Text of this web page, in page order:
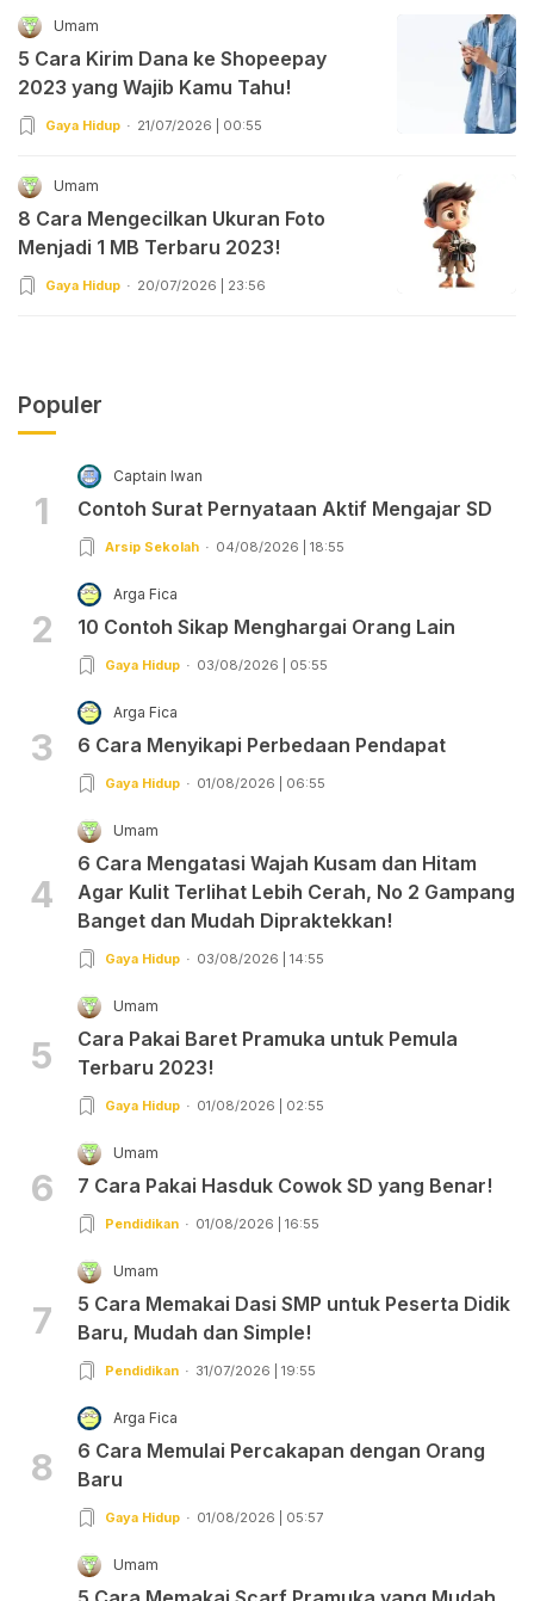
Umam
5 Cara Kirim Dana ke Shopeepay
2023 yang Wajib Kamu Tahu!
Gaya Hidup 21/07/2026 | 00:55
Umam
8 Cara Mengecilkan Ukuran Foto
Menjadi 1 MB Terbaru 2023!
Gaya Hidup 20/07/2026 | 23:56
Populer
1
Captain Iwan
Contoh Surat Pernyataan Aktif Mengajar SD
Arsip Sekolah 04/08/2026 | 18:55
2
Arga Fica
10 Contoh Sikap Menghargai Orang Lain
Gaya Hidup 03/08/2026 | 05:55
3
Arga Fica
6 Cara Menyikapi Perbedaan Pendapat
Gaya Hidup 01/08/2026 | 06:55
4
Umam
6 Cara Mengatasi Wajah Kusam dan Hitam
Agar Kulit Terlihat Lebih Cerah, No 2 Gampang
Banget dan Mudah Dipraktekkan!
Gaya Hidup 03/08/2026 | 14:55
5
Umam
Cara Pakai Baret Pramuka untuk Pemula
Terbaru 2023!
Gaya Hidup 01/08/2026 | 02:55
6
Umam
7 Cara Pakai Hasduk Cowok SD yang Benar!
Pendidikan 01/08/2026 | 16:55
7
Umam
5 Cara Memakai Dasi SMP untuk Peserta Didik
Baru, Mudah dan Simple!
Pendidikan 31/07/2026 | 19:55
8
Arga Fica
6 Cara Memulai Percakapan dengan Orang
Baru
Gaya Hidup 01/08/2026 | 05:57
Umam